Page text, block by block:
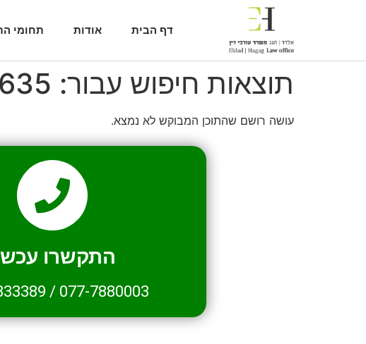
דף הבית אודות תחומי
תוצאות חיפוש עבור:
עושה רושם שהתוכן המבוקש לא נמצא.
התקשרו
077-7880003
/